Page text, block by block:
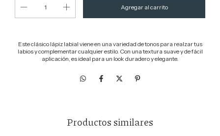
Este clásico lápiz labial viene en una variedad de tonos para realzar tus
labios y complementar cualquier estilo. Con una textura suave y de fácil
aplicación, es ideal para un look duradero y elegante.
Productos similares